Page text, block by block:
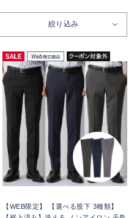
絞り込み
【WEB限定】 【選べる股下 3種類】